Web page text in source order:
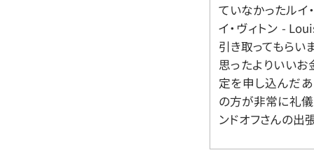
ていなかったルイ
イ・ヴィトン -
引き取ってもらい
思ったよりいいお
定を申し込んだ
の方が非常に礼儀
ンドオフさんの出